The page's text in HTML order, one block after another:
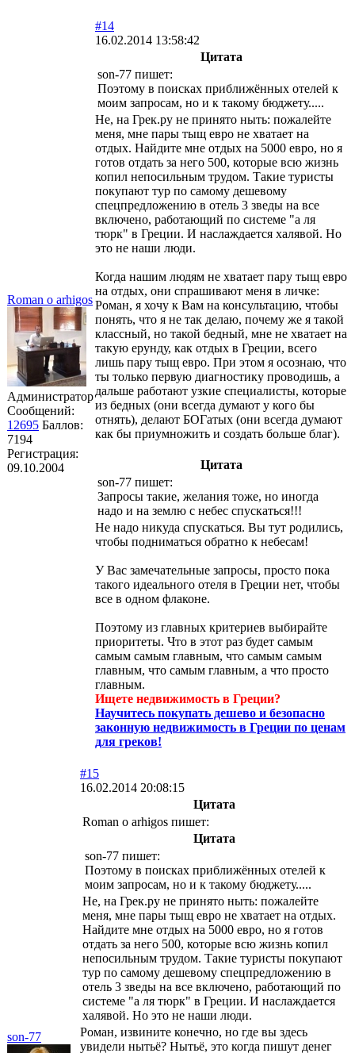
Roman o arhigos
Администратор
Сообщений:
12695 Баллов:
7194
Регистрация:
09.10.2004
#14
16.02.2014 13:58:42
Цитата
son-77 пишет:
Поэтому в поисках приближённых отелей к
моим запросам, но и к такому бюджету.....
Не, на Грек.ру не принято ныть: пожалейте
меня, мне пары тыщ евро не хватает на
отдых. Найдите мне отдых на 5000 евро, но я
готов отдать за него 500, которые всю жизнь
копил непосильным трудом. Такие туристы
покупают тур по самому дешевому
спецпредложению в отель 3 зведы на все
включено, работающий по системе "а ля
тюрк" в Греции. И наслаждается халявой. Но
это не наши люди.
Когда нашим людям не хватает пару тыщ евро
на отдых, они спрашивают меня в личке:
Роман, я хочу к Вам на консультацию, чтобы
понять, что я не так делаю, почему же я такой
классный, но такой бедный, мне не хватает на
такую ерунду, как отдых в Греции, всего
лишь пару тыщ евро. При этом я осознаю, что
ты только первую диагностику проводишь, а
дальше работают узкие специалисты, которые
из бедных (они всегда думают у кого бы
отнять), делают БОГатых (они всегда думают
как бы приумножить и создать больше благ).
Цитата
son-77 пишет:
Запросы такие, желания тоже, но иногда
надо и на землю с небес спускаться!!!
Не надо никуда спускаться. Вы тут родились,
чтобы подниматься обратно к небесам!
У Вас замечательные запросы, просто пока
такого идеального отеля в Греции нет, чтобы
все в одном флаконе.
Поэтому из главных критериев выбирайте
приоритеты. Что в этот раз будет самым
самым самым главным, что самым самым
главным, что самым главным, а что просто
главным.
Ищете недвижимость в Греции?
Научитесь покупать дешево и безопасно
законную недвижимость в Греции по ценам
для греков!
son-77
#15
16.02.2014 20:08:15
Цитата
Roman o arhigos пишет:
Цитата
son-77 пишет:
Поэтому в поисках приближённых отелей к
моим запросам, но и к такому бюджету.....
Не, на Грек.ру не принято ныть: пожалейте
меня, мне пары тыщ евро не хватает на отдых.
Найдите мне отдых на 5000 евро, но я готов
отдать за него 500, которые всю жизнь копил
непосильным трудом. Такие туристы покупают
тур по самому дешевому спецпредложению в
отель 3 зведы на все включено, работающий по
системе "а ля тюрк" в Греции. И наслаждается
халявой. Но это не наши люди.
Роман, извините конечно, но где вы здесь
увидели нытьё? Нытьё, это когда пишут денег